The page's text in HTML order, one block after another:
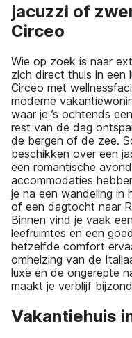
jacuzzi of
Circeo
Wie op zoek is naar
zich direct thuis in een
Circeo met
moderne
waar je ’s ochtends
rest van de dag
de bergen of de zee.
beschikken over een
een romantische
accommodaties
je na een wandeling in
of een dagtocht naar
Binnen vind je vaak
leefruimtes en een
hetzelfde comfort
omhelzing van de
luxe en de ongerepte
maakt je verblijf
Vakantiehuis